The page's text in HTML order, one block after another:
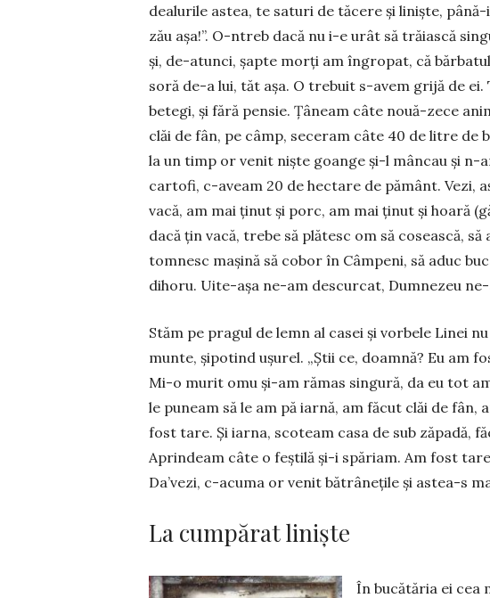
dealurile astea, te saturi de tăcere și liniște,
zău așa!”. O-ntreb dacă nu i-e urât să trăiască
și, de-atunci, șapte morți am îngropat, că
soră de-a lui, tăt așa. O tre­buit s-avem grijă de
betegi, și fără pensie. Țâneam câte nouă-zece
clăi de fân, pe câmp, seceram câte 40 de litre de
la un timp or venit niște goan­ge și-l mâncau și n-
cartofi, c-aveam 20 de hectare de pământ. Vezi,
vacă, am mai ținut și porc, am mai ținut și hoară
dacă țin vacă, trebe să plătesc om să co­seas­că,
tomnesc mașină să co­bor în Câmpeni, să aduc
dihoru. Uite-așa ne-am des­curcat, Dumnezeu ne-
Stăm pe pragul de lemn al casei și vorbele Linei
munte, și­po­tind ușurel. „Știi ce, doamnă? Eu am
Mi-o murit omu și-am ră­mas singură, da eu tot
le puneam să le am pă iarnă, am făcut clăi de
fost tare. Și iarna, scoteam casa de sub ză­padă,
Aprindeam câte o feș­tilă și-i spăriam. Am fost
Da’vezi, c-acuma or venit bătrâ­ne­țile și astea-s
La cumpărat liniște
În bucătăria ei cea